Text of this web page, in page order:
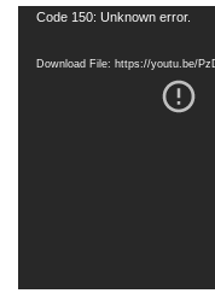
Code 150: Unknown error.
Download File: https://youtu.be/